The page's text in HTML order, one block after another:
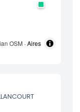
OSM · Aires